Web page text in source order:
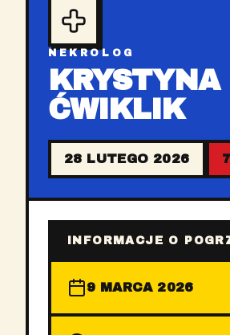
NEKROLOG
KRYSTYNA
ĆWIKLIK
28 LUTEGO 2026
INFORMACJE O
9 MARCA 2026